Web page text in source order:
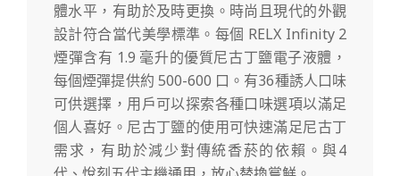
體水平，有助於及時更換。時尚且現代的外觀
設計符合當代美學標準。每個 RELX Infinity 2
煙彈含有 1.9 毫升的優質尼古丁鹽電子液體，
每個煙彈提供約 500-600 口。有36種誘人口味
可供選擇，用戶可以探索各種口味選項以滿足
個人喜好。尼古丁鹽的使用可快速滿足尼古丁
需求，有助於減少對傳統香菸的依賴。與4